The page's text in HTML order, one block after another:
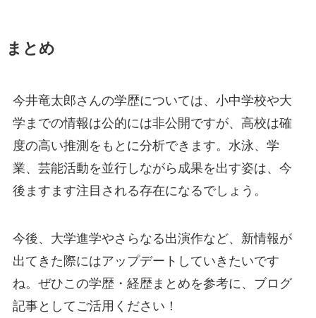
まとめ
今井竜太郎さんの学歴については、小中学校や大
学までの情報は公的には非公開ですが、高校は確
度の高い推測をもとに分析できます。水泳、学
業、芸能活動を並行しながら成果を出す姿は、今
後ますます注目される存在になるでしょう。
今後、大学進学やさらなる出演作など、新情報が
出てきた際にはアップデートしていきたいです
ね。ぜひこの学歴・経歴まとめを参考に、ブログ
記事としてご活用ください！